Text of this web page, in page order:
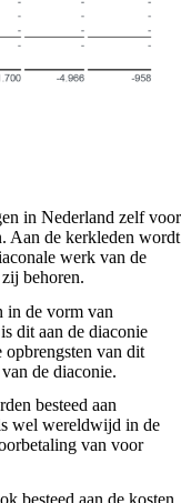
in Nederland zelf voor
Aan de kerkleden wordt
werk van de
behoren.
in de vorm van
dit aan de diaconie
opbrengsten van dit
de diaconie.
besteed aan
wel wereldwijd in de
van voor